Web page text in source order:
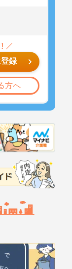
録
方へ